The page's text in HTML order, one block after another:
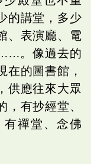
的講堂，多少
、表演廳、電
。像過去的
在的圖書館，
供應往來大眾
有抄經堂、
禪堂、念佛